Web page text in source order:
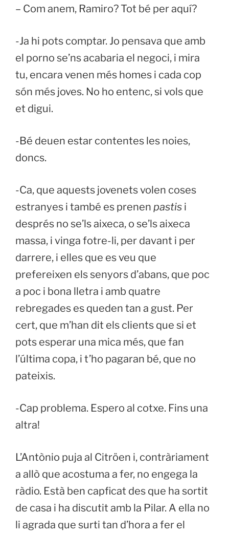
– Com anem, Ramiro? Tot bé per aquí?
-Ja hi pots comptar. Jo pensava que amb
el porno se’ns acabaria el negoci, i mira
tu, encara venen més homes i cada cop
són més joves. No ho entenc, si vols que
et digui.
-Bé deuen estar contentes les noies,
doncs.
-Ca, que aquests jovenets volen coses
estranyes i també es prenen pastis i
després no se’ls aixeca, o se’ls aixeca
massa, i vinga fotre-li, per davant i per
darrere, i elles que es veu que
prefereixen els senyors d’abans, que poc
a poc i bona lletra i amb quatre
rebregades es queden tan a gust. Per
cert, que m’han dit els clients que si et
pots esperar una mica més, que fan
l’última copa, i t’ho pagaran bé, que no
pateixis.
-Cap problema. Espero al cotxe. Fins una
altra!
L’Antònio puja al Citröen i, contràriament
a allò que acostuma a fer, no engega la
ràdio. Està ben capficat des que ha sortit
de casa i ha discutit amb la Pilar. A ella no
li agrada que surti tan d’hora a fer el